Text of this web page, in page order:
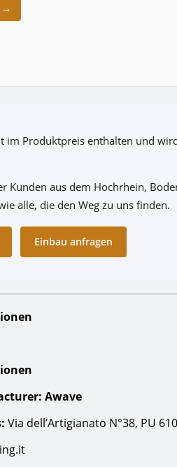
→
im Produktpreis enthalten und
Kunden aus dem Hochrhein,
alle, die den Weg zu uns finden.
Einbau anfragen
Awave
Via dell’Artigianato N°38, PU